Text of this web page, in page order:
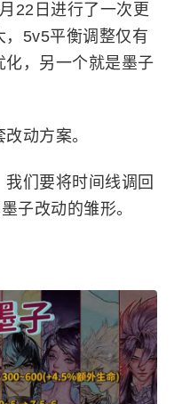
22日进行了一次更
5v5平衡调整仅有
，另一个就是墨子
动方案。
们要将时间线调回
子改动的雏形。